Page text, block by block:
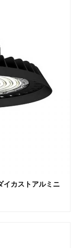
イカストアルミニ